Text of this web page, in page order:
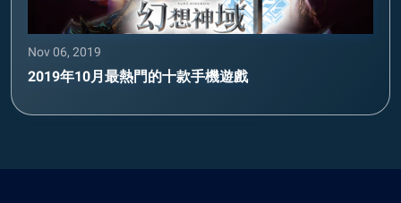
Nov 06, 2019
2019年10月最熱門的十款手機遊戲